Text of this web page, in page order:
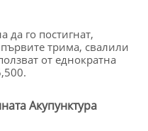
да го постигнат,
трима, свалили
от еднократна
Акупунктура